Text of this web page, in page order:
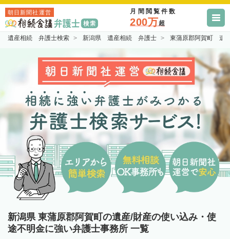
朝日新聞社運営 月間閲覧件数
200万超
遺産相続 弁護士検索 新潟県 遺産相続 弁護士 東蒲原郡阿賀町 遺
新潟県 東蒲原郡阿賀町の遺産/財産の使い込み・使
途不明金に強い弁護士事務所 一覧